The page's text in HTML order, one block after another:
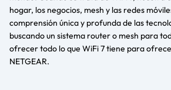
hogar, los negocios, mesh y las redes
comprensión única y profunda de las
buscando un sistema router o mesh para
ofrecer todo lo que WiFi 7 tiene para
NETGEAR.